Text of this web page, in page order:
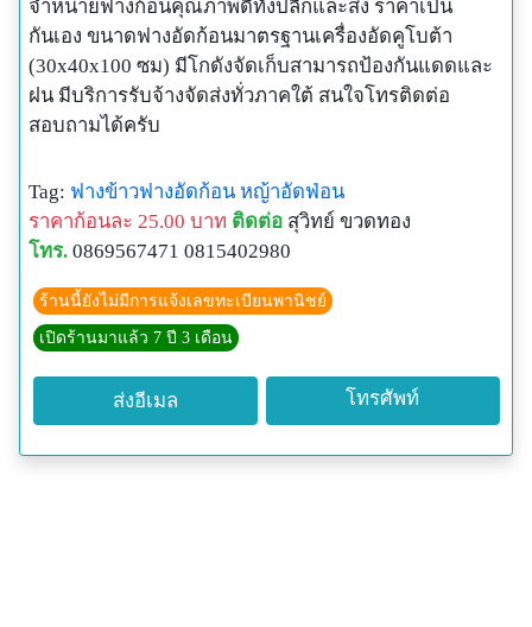
จำหน่ายฟางก้อนคุณภาพดีทั้งปลีกและส่ง ราคาเป็น
กันเอง ขนาดฟางอัดก้อนมาตรฐานเครื่องอัดคูโบต้า
(30x40x100 ซม) มีโกดังจัดเก็บสามารถป้องกันแดดและ
ฝน มีบริการรับจ้างจัดส่งทั่วภาคใต้ สนใจโทรติดต่อ
สอบถามได้ครับ
Tag: ฟางข้าวฟางอัดก้อน หญ้าอัดฟ่อน
ราคาก้อนละ 25.00 บาท ติดต่อ สุวิทย์ ขวดทอง
โทร. 0869567471 0815402980
ร้านนี้ยังไม่มีการแจ้งเลขทะเบียนพานิชย์
เปิดร้านมาแล้ว 7 ปี 3 เดือน
ส่งอีเมล โทรศัพท์